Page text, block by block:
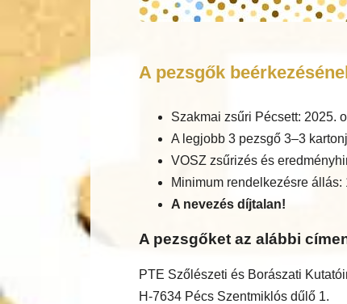
A pezsgők
Szakmai zsűri Pécsett: 2025.
A legjobb 3 pezsgő 3–3
VOSZ zsűrizés és
Minimum rendelkezésre állás:
A nevezés díjtalan!
A pezsgőket az alábbi
PTE Szőlészeti és Borászati
H-7634 Pécs Szentmiklós dűlő 1.